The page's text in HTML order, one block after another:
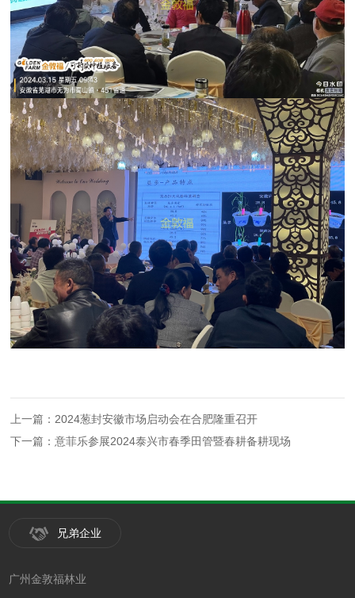
上一篇：2024葱封安徽市场启动会在合肥隆重召开
下一篇：意菲乐参展2024泰兴市春季田管暨春耕备耕现场
兄弟企业
广州金敦福林业